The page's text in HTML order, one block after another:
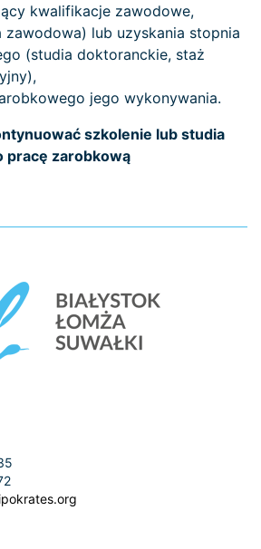
kwalifikacje zawodowe,
zawodowa) lub uzyskania stopnia
(studia doktoranckie, staż
jego wykonywania.
szkolenie lub studia
pracę zarobkową